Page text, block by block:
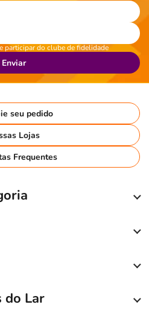
participar do clube de fidelidade
Enviar
seu pedido
Lojas
Frequentes
do Lar